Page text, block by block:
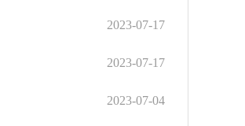
2023-07-17
2023-07-17
2023-07-04